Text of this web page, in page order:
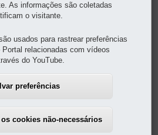
TRÂNSITO DO PARANÁ -
PR
2940 - Capão da Imbuia
As informações são coletadas
o visitante.
usados para rastrear preferências
relacionadas com vídeos
do YouTube.
preferências
cookies não-necessários